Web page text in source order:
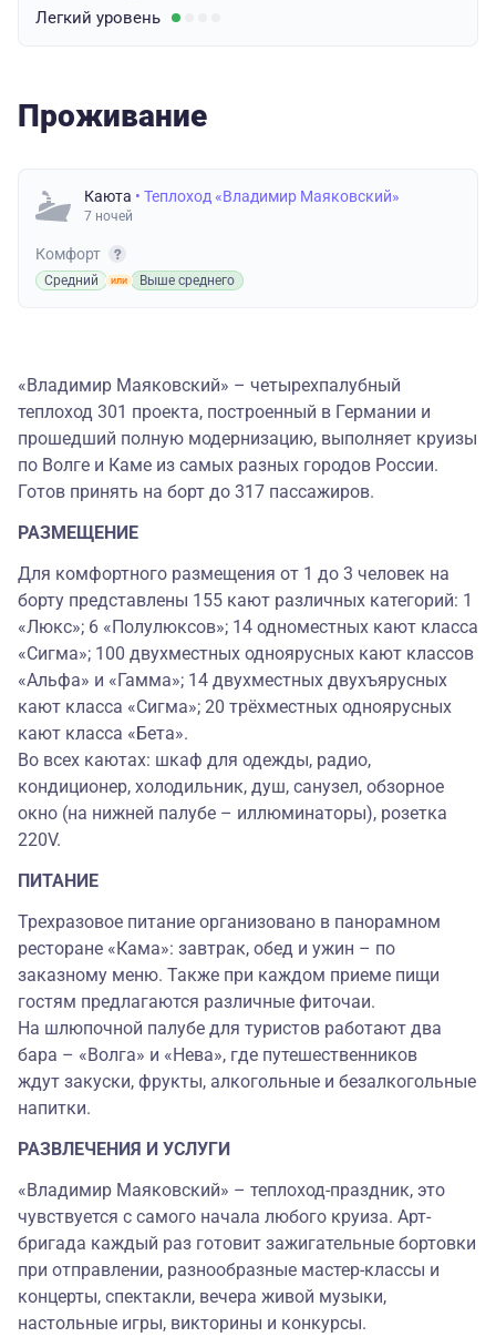
Легкий уровень
Проживание
Каюта • Теплоход «Владимир Маяковский»
7 ночей
Комфорт
Средний Выше среднего
«Владимир Маяковский» – четырехпалубный
теплоход 301 проекта, построенный в Германии и
прошедший полную модернизацию, выполняет круизы
по Волге и Каме из самых разных городов России.
Готов принять на борт до 317 пассажиров.
РАЗМЕЩЕНИЕ
Для комфортного размещения от 1 до 3 человек на
борту представлены 155 кают различных категорий: 1
«Люкс»; 6 «Полулюксов»; 14 одноместных кают класса
«Сигма»; 100 двухместных одноярусных кают классов
«Альфа» и «Гамма»; 14 двухместных двухъярусных
кают класса «Сигма»; 20 трёхместных одноярусных
кают класса «Бета».
Во всех каютах: шкаф для одежды, радио,
кондиционер, холодильник, душ, санузел, обзорное
окно (на нижней палубе – иллюминаторы), розетка
220V.
ПИТАНИЕ
Трехразовое питание организовано в панорамном
ресторане «Кама»: завтрак, обед и ужин – по
заказному меню. Также при каждом приеме пищи
гостям предлагаются различные фиточаи.
На шлюпочной палубе для туристов работают два
бара – «Волга» и «Нева», где путешественников
ждут закуски, фрукты, алкогольные и безалкогольные
напитки.
РАЗВЛЕЧЕНИЯ И УСЛУГИ
«Владимир Маяковский» – теплоход-праздник, это
чувствуется с самого начала любого круиза. Арт-
бригада каждый раз готовит зажигательные бортовки
при отправлении, разнообразные мастер-классы и
концерты, спектакли, вечера живой музыки,
настольные игры, викторины и конкурсы.